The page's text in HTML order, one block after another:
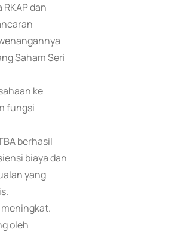
dan
Saham Seri
ke
fungsi
berhasil
biaya dan
yang
oleh